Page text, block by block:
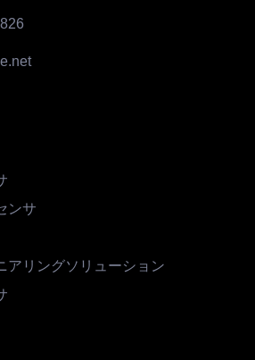
ンサ
アリングソリューション